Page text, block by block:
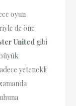
oyun
de öne
United gibi
yetenekli